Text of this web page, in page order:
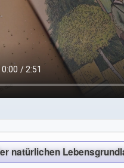
natürlichen